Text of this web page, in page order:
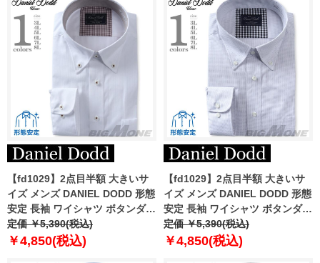
【fd1029】2点目半額 大きいサ
イズ メンズ DANIEL DODD 形態
安定 長袖 ワイシャツ ボタンダウ
ン eadn87-72
定価 ￥5,390(税込)
￥4,850(税込)
【fd1029】2点目半額 大きいサ
イズ メンズ DANIEL DODD 形態
安定 長袖 ワイシャツ ボタンダウ
ン eadn87-74
定価 ￥5,390(税込)
￥4,850(税込)